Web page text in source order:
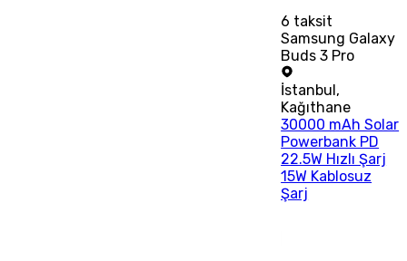
6 taksit
Samsung Galaxy
Buds 3 Pro
İstanbul ,
Kağıthane
30000 mAh Solar
Powerbank PD
22.5W Hızlı Şarj
15W Kablosuz
Şarj